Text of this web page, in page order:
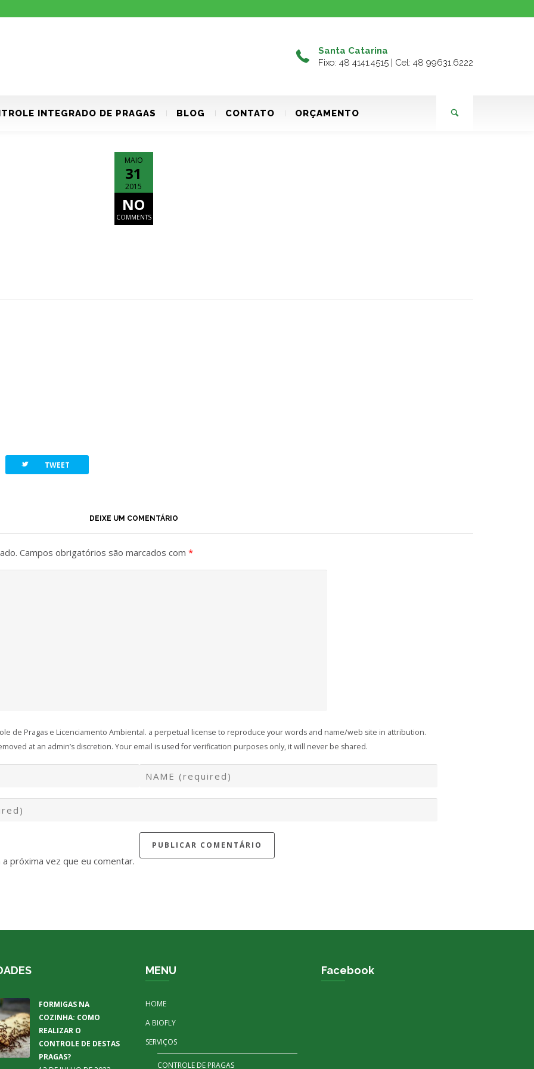
Santa Catarina
Fixo: 48 4141.4515 | Cel: 48 99631.6222
INTEGRADO DE PRAGAS BLOG CONTATO ORÇAMENTO
MAIO
31
2015
NO
COMMENTS
twitterbird TWEET
DEIXE UM COMENTÁRIO
Campos obrigatórios são marcados com *
de Pragas e Licenciamento Ambiental. a perpetual license to reproduce your words and name/web site in attribution.
at an admin’s discretion. Your email is used for verification purposes only, it will never be shared.
próxima vez que eu comentar.
FORMIGAS NA
COZINHA: COMO
REALIZAR O
CONTROLE DE DESTAS
PRAGAS?
MENU
HOME
A BIOFLY
SERVIÇOS
CONTROLE DE PRAGAS
Facebook